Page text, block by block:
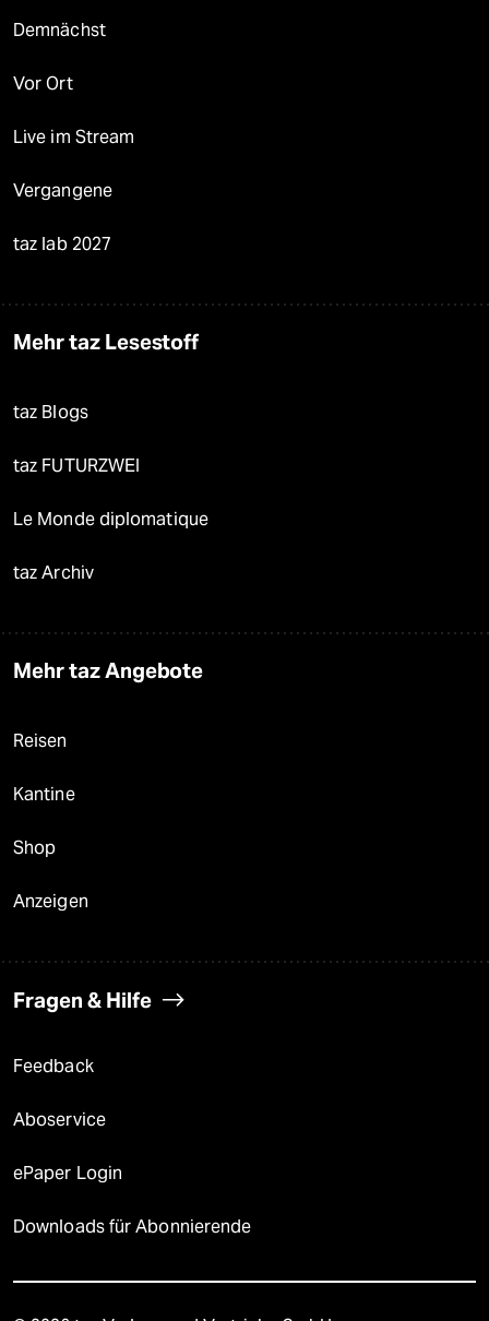
Demnächst
Vor Ort
Live im Stream
Vergangene
taz lab 2027
Mehr taz Lesestoff
taz Blogs
taz FUTURZWEI
Le Monde diplomatique
taz Archiv
Mehr taz Angebote
Reisen
Kantine
Shop
Anzeigen
Fragen & Hilfe
Feedback
Aboservice
ePaper Login
Downloads für Abonnierende